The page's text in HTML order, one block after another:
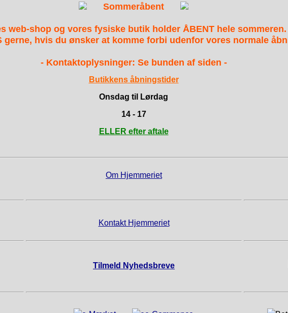
Sommeråbent
web-shop og vores fysiske butik holder ÅBENT hele sommeren.
gerne, hvis du ønsker at komme forbi udenfor vores normale
- Kontaktoplysninger: Se bunden af siden -
Butikkens åbningstider
Onsdag til Lørdag
14 - 17
ELLER efter aftale
Om Hjemmeriet
Kontakt Hjemmeriet
Tilmeld Nyhedsbreve